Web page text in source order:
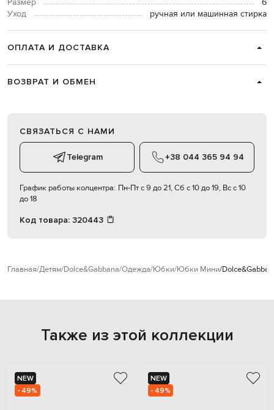
Размер
6
Уход
ручная или машинная стирка
ОПЛАТА И ДОСТАВКА
ВОЗВРАТ И ОБМЕН
СВЯЗАТЬСЯ С НАМИ
Telegram +38 044 365 94 94
График работы колцентра: Пн-Пт с 9 до 21, Сб с 10 до 19, Вс с 10
до 18
Код товара: 320443
Главная Детям Dolce&Gabbana Одежда Юбки Юбки Мини
Также из этой коллекции
NEW
- 49%
NEW
- 49%